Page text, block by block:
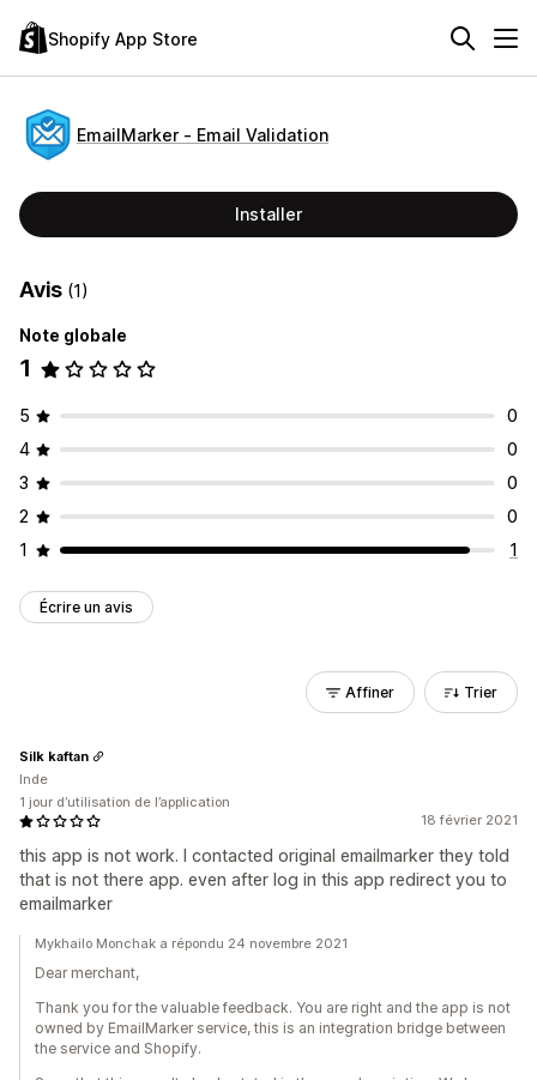
Shopify App Store
EmailMarker ‑ Email Validation
Installer
Avis (1)
Note globale
1
5
0
4
0
3
0
2
0
1
1
Écrire un avis
Affiner Trier
18 février 2021
this app is not work. I contacted original emailmarker they told
that is not there app. even after log in this app redirect you to
emailmarker
Silk kaftan
Inde
1 jour d’utilisation de l’application
Mykhailo Monchak a répondu 24 novembre 2021
Dear merchant,
Thank you for the valuable feedback. You are right and the app is not
owned by EmailMarker service, this is an integration bridge between
the service and Shopify.